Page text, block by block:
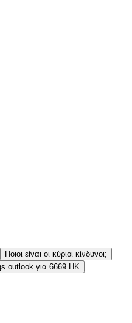
Ποιοι είναι οι κύριοι κίνδυνοι;
outlook για 6669.HK